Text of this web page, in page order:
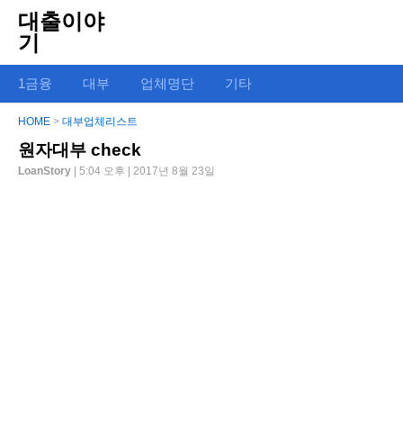
대출이야
기
1금융 대부 업체명단 기타
HOME > 대부업체리스트
원자대부 check
LoanStory | 5:04 오후 | 2017년 8월 23일